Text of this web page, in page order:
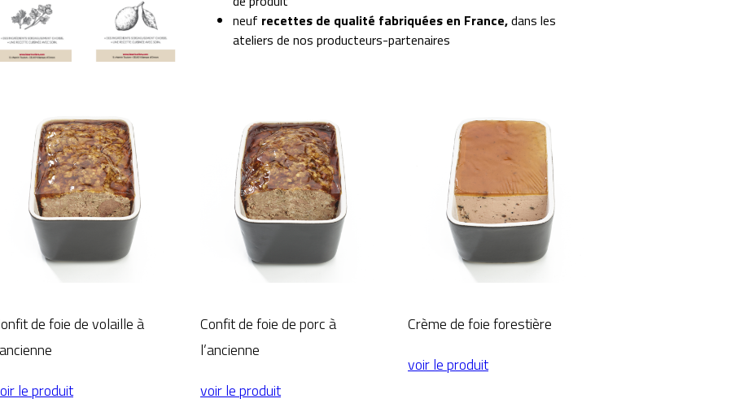
neuf recettes de qualité fabriquées en France,dans les
ateliers de nos producteurs-partenaires
de foie de volaille à
le produit
Confit de foie de porc à
l’ancienne
voir le produit
Crème de foie forestière
voir le produit